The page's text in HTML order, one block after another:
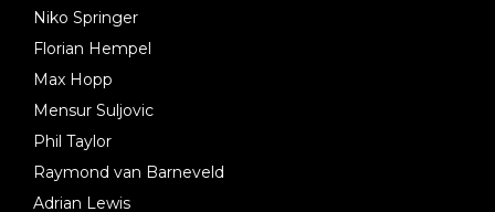
Niko Springer
Florian Hempel
Max Hopp
Mensur Suljovic
Phil Taylor
Raymond van Barneveld
Adrian Lewis